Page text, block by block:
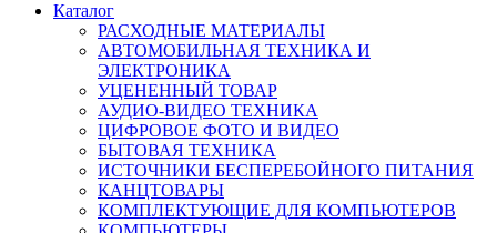
Каталог
РАСХОДНЫЕ МАТЕРИАЛЫ
АВТОМОБИЛЬНАЯ ТЕХНИКА И
ЭЛЕКТРОНИКА
УЦЕНЕННЫЙ ТОВАР
АУДИО-ВИДЕО ТЕХНИКА
ЦИФРОВОЕ ФОТО И ВИДЕО
БЫТОВАЯ ТЕХНИКА
ИСТОЧНИКИ БЕСПЕРЕБОЙНОГО ПИТАНИЯ
КАНЦТОВАРЫ
КОМПЛЕКТУЮЩИЕ ДЛЯ КОМПЬЮТЕРОВ